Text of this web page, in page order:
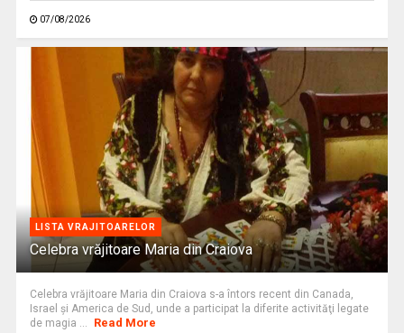
07/08/2026
LISTA VRAJITOARELOR
Celebra vrăjitoare Maria din Craiova
Celebra vrăjitoare Maria din Craiova s-a întors recent din Canada,
Israel şi America de Sud, unde a participat la diferite activităţi legate
de magia ...
Read More